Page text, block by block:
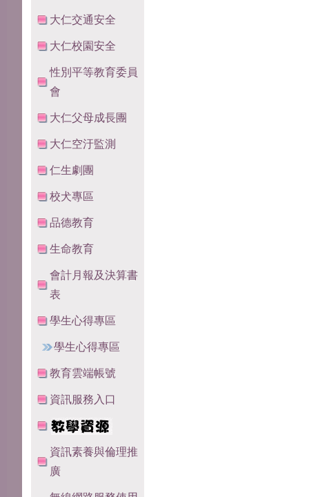
大仁交通安全
大仁校園安全
性別平等教育委員
會
大仁父母成長團
大仁空汙監測
仁生劇團
校犬專區
品德教育
生命教育
會計月報及決算書
表
學生心得專區
學生心得專區
教育雲端帳號
資訊服務入口
資訊素養與倫理推
廣